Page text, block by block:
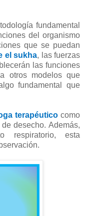
fundamental
del organismo
que se puedan
el sukha, las fuerzas
las funciones
otros modelos que
fundamental que
terapéutico como
desecho. Además,
respiratorio, esta